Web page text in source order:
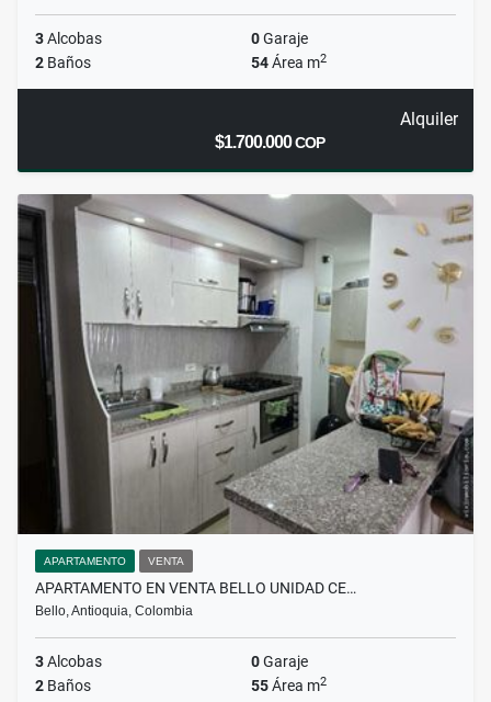
3Alcobas 0Garaje
2 Baños 54Área m2
Alquiler
$1.700.000COP
APARTAMENTO VENTA
APARTAMENTO EN VENTA BELLO UNIDAD CE…
Bello, Antioquia, Colombia
3Alcobas 0Garaje
2 Baños 55Área m2